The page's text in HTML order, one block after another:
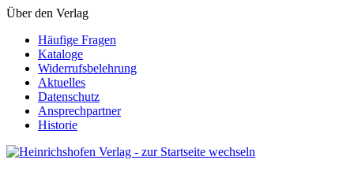
Über den Verlag
Häufige Fragen
Kataloge
Widerrufsbelehrung
Aktuelles
Datenschutz
Ansprechpartner
Historie